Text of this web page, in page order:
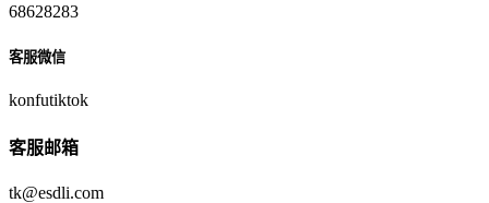
68628283
客服微信
konfutiktok
客服邮箱
tk@esdli.com